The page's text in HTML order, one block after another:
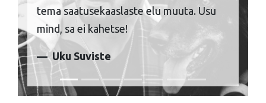
tema saatusekaaslaste elu muuta. Usu
mind, sa ei kahetse!
Uku Suviste